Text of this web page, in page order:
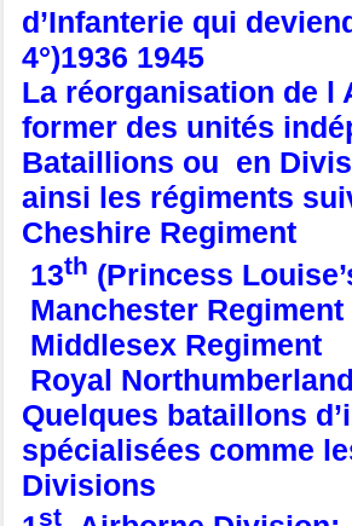
d’Infanterie qui
4°)1936 1945
La réorganisation de l
former des unités
Bataillions ou en
ainsi les régiments
Cheshire Regiment
13th (Princess
Manchester Regiment
Middlesex Regiment
Royal
Quelques bataillons
spécialisées comme
Divisions
st